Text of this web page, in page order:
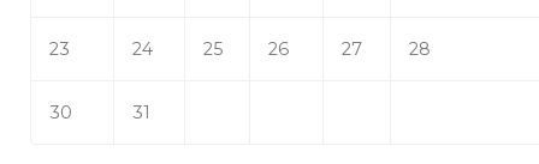
23 24 25 26 27 28
30 31